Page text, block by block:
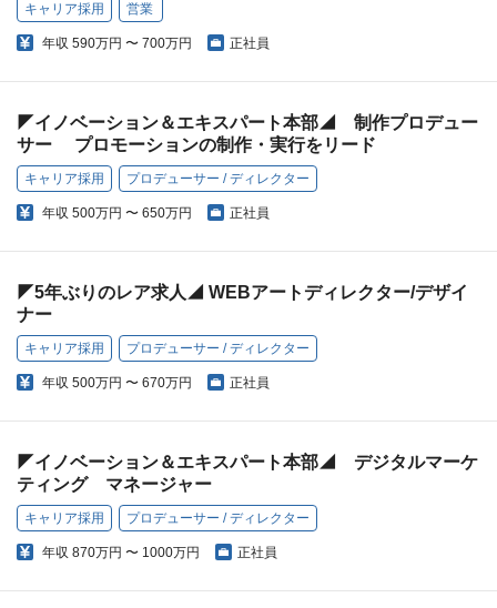
キャリア採用 営業
年収 590万円 〜 700万円 正社員
◤イノベーション＆エキスパート本部◢ 制作プロデュー
サー プロモーションの制作・実行をリード
キャリア採用 プロデューサー / ディレクター
年収 500万円 〜 650万円 正社員
◤5年ぶりのレア求人◢ WEBアートディレクター/デザイ
ナー
キャリア採用 プロデューサー / ディレクター
年収 500万円 〜 670万円 正社員
◤イノベーション＆エキスパート本部◢ デジタルマーケ
ティング マネージャー
キャリア採用 プロデューサー / ディレクター
年収 870万円 〜 1000万円 正社員